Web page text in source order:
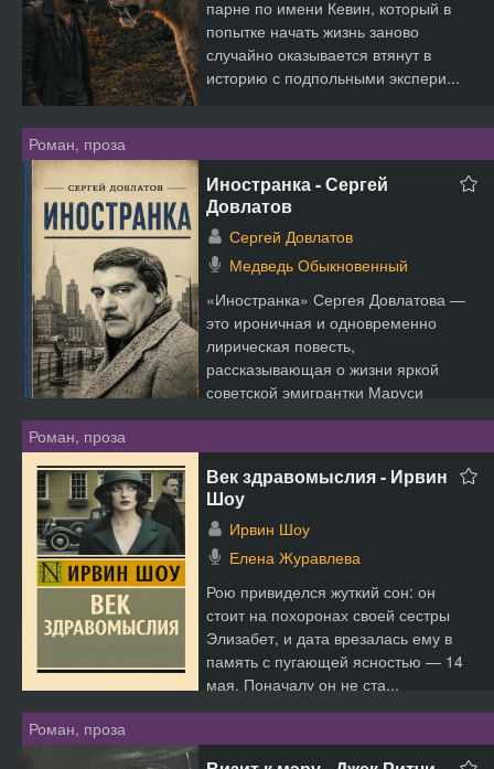
парне по имени Кевин, который в
попытке начать жизнь заново
случайно оказывается втянут в
историю с подпольными экспери...
Роман, проза
Иностранка - Сергей
Довлатов
Сергей Довлатов
Медведь Обыкновенный
«Иностранка» Сергея Довлатова —
это ироничная и одновременно
лирическая повесть,
рассказывающая о жизни яркой
советской эмигрантки Маруси
Татарович в ...
Роман, проза
Век здравомыслия - Ирвин
Шоу
Ирвин Шоу
Елена Журавлева
Рою привиделся жуткий сон: он
стоит на похоронах своей сестры
Элизабет, и дата врезалась ему в
память с пугающей ясностью — 14
мая. Поначалу он не ста...
Роман, проза